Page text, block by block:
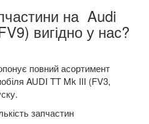
на Audi
вигідно у нас?
повний асортимент
AUDI TT Mk III (FV3,
запчастин